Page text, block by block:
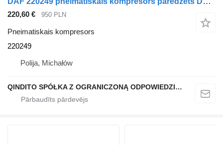
220,60 € 950 PLN
Pneimatiskais kompresors
220249
Polija, Michałów
QINDITO SPÓŁKA Z OGRANICZONĄ ODPOWIEDZIALNOŚCIĄ